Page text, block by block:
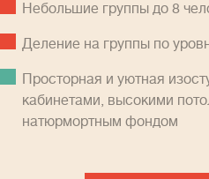
Небольшие группы до 8
Деление на группы по
Просторная и уютная
кабинетами, высокими
натюрмортным фондом